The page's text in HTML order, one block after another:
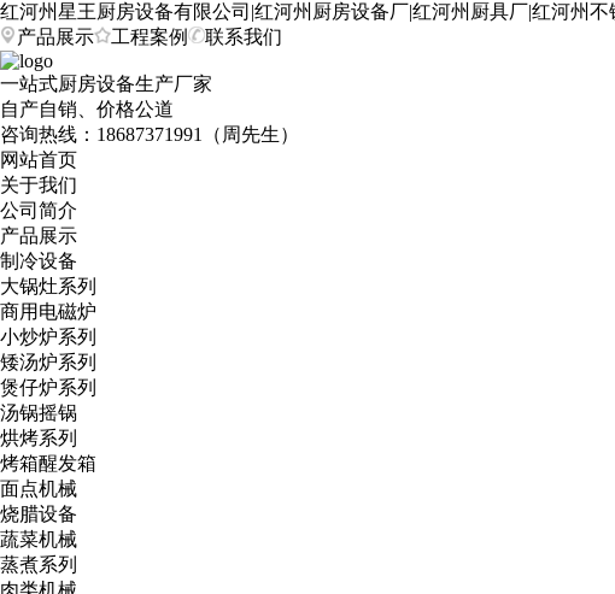
红河州星王厨房设备有限公司|红河州厨房设备厂|红河州厨具厂|红河州
产品展示
工程案例 联系我们
一站式厨房设备生产厂家
自产自销、价格公道
咨询热线： 18687371991（周先生）
网站首页
关于我们
公司简介
产品展示
制冷设备
大锅灶系列
商用电磁炉
小炒炉系列
矮汤炉系列
煲仔炉系列
汤锅摇锅
烘烤系列
烤箱醒发箱
面点机械
烧腊设备
蔬菜机械
蒸煮系列
肉类机械